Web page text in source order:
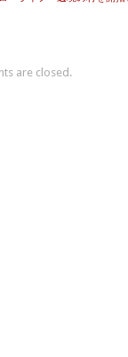
are closed.